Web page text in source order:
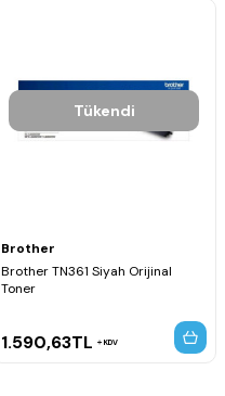
Tükendi
Brother
Brother TN361 Siyah Orijinal
Toner
1.590,63TL KDV